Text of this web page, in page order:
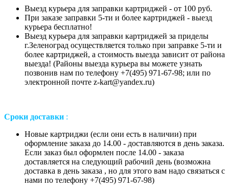
Выезд курьера для заправки картриджей - от 100 руб.
При заказе заправки 5-ти и более картриджей - выезд
курьера бесплатно!
Выезд курьера для заправки картриджей за приделы
г.Зеленоград осуществляется только при заправке 5-ти и
более картриджей, а стоимость выезда зависит от района
выезда! (Районы выезда курьера вы можете узнать
позвонив нам по телефону +7(495) 971-67-98; или по
электронной почте z-kart@yandex.ru)
Сроки доставки :
Новые картриджи (если они есть в наличии) при
оформление заказа до 14.00 - доставляются в день заказа.
Если заказ был оформлен после 14.00 - заказа
доставляется на следующий рабочий день (возможна
доставка в день заказа , но для этого вам надо связаться с
нами по телефону +7(495) 971-67-98)